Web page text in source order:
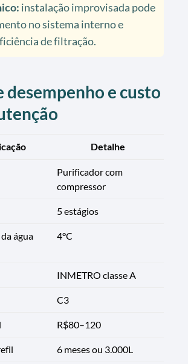
instalação improvisada pode
no sistema interno e
de filtração.
desempenho e custo
Detalhe
Purificador com
compressor
5 estágios
água
4°C
INMETRO classe A
C3
R$80–120
6 meses ou 3.000L